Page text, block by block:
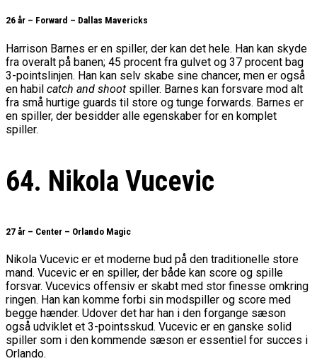
26 år – Forward – Dallas Mavericks
Harrison Barnes er en spiller, der kan det hele. Han kan skyde
fra overalt på banen; 45 procent fra gulvet og 37 procent bag
3-pointslinjen. Han kan selv skabe sine chancer, men er også
en habil catch and shoot spiller. Barnes kan forsvare mod alt
fra små hurtige guards til store og tunge forwards. Barnes er
en spiller, der besidder alle egenskaber for en komplet
spiller.
64. Nikola Vucevic
27 år – Center – Orlando Magic
Nikola Vucevic er et moderne bud på den traditionelle store
mand. Vucevic er en spiller, der både kan score og spille
forsvar. Vucevics offensiv er skabt med stor finesse omkring
ringen. Han kan komme forbi sin modspiller og score med
begge hænder. Udover det har han i den forgange sæson
også udviklet et 3-pointsskud. Vucevic er en ganske solid
spiller som i den kommende sæson er essentiel for succes i
Orlando.